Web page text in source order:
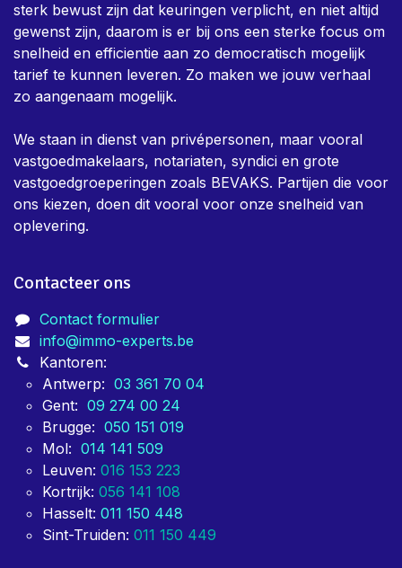
sterk bewust zijn dat keuringen verplicht, en niet altijd
gewenst zijn, daarom is er bij ons een sterke focus om
snelheid en efficientie aan zo democratisch mogelijk
tarief te kunnen leveren. Zo maken we jouw verhaal
zo aangenaam mogelijk.
We staan in dienst van privépersonen, maar vooral
vastgoedmakelaars, notariaten, syndici en grote
vastgoedgroeperingen zoals BEVAKS. Partijen die voor
ons kiezen, doen dit vooral voor onze snelheid van
oplevering.
Contacteer ons
Contact formulier
info@immo-experts.be
Kantoren:
Antwerp: 03 361 70 04
Gent: 09 274 00 24
Brugge: 050 151 019
Mol: 014 141 509
Leuven: 016 153 223
Kortrijk: 056 141 108
Hasselt: 011 150 448
Sint-Truiden: 011 150 449